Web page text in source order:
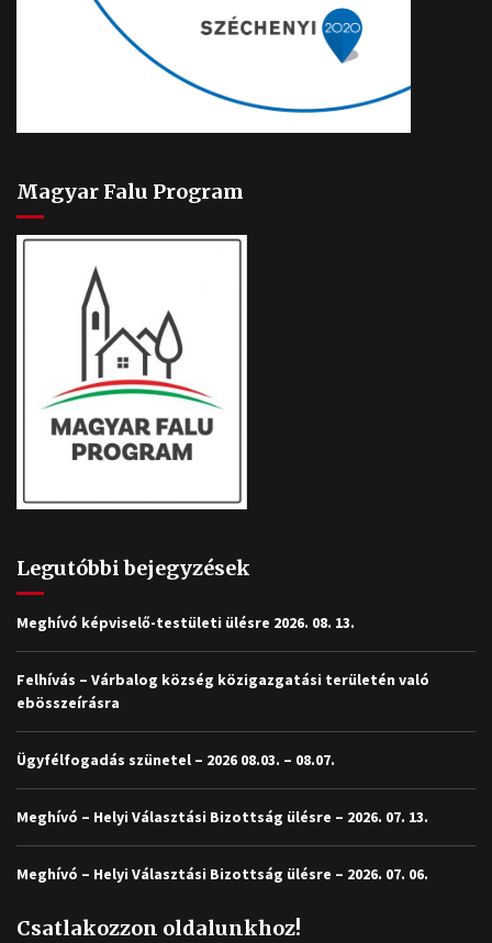
Magyar Falu Program
Legutóbbi bejegyzések
Meghívó képviselő-testületi ülésre 2026. 08. 13.
Felhívás – Várbalog község közigazgatási területén való
ebösszeírásra
Ügyfélfogadás szünetel – 2026 08.03. – 08.07.
Meghívó – Helyi Választási Bizottság ülésre – 2026. 07. 13.
Meghívó – Helyi Választási Bizottság ülésre – 2026. 07. 06.
Csatlakozzon oldalunkhoz!